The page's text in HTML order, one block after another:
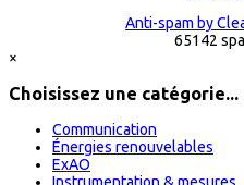
Anti-spam by
65142
×
Choisissez une catégorie...
Communication
Énergies renouvelables
ExAO